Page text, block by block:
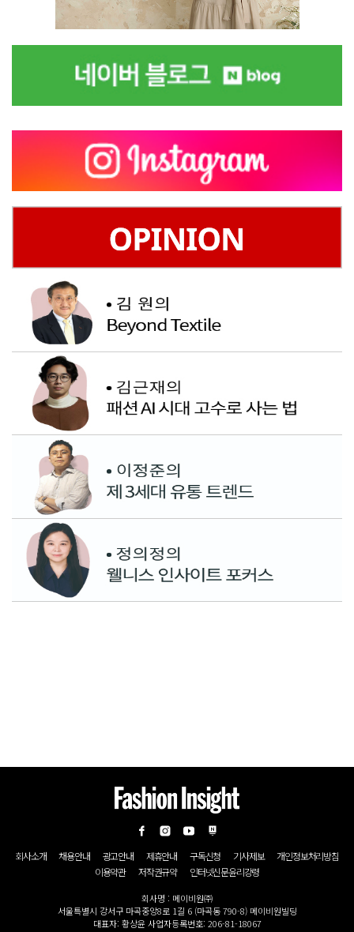
회사소개 채용안내 광고안내 제휴안내 구독신청 기사제보
개인정보처리방침
이용약관
저작권규약 인터넷신문윤리강령
회사명 : 메이비원㈜
서울특별시 강서구 마곡중앙8로 1길 6 (마곡동 790-8) 메이비원빌딩
대표자: 황상윤 사업자등록번호: 206-81-18067